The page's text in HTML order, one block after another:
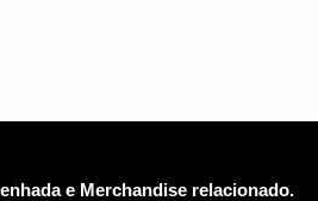
e Merchandise relacionado.